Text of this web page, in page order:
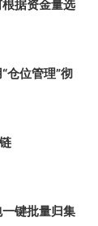
据资金量选
仓位管理”彻
键批量归集